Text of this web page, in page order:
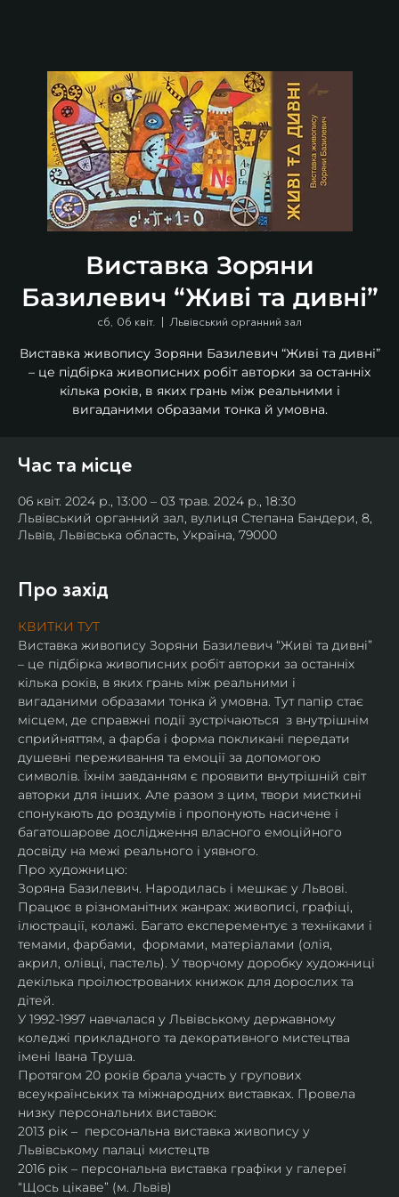
Виставка Зоряни
Базилевич “Живі та дивні”
сб, 06 квіт.
  |
Львівський органний зал
Виставка живопису Зоряни Базилевич “Живі та дивні”
– це підбірка живописних робіт авторки за останніх
кілька років, в яких грань між реальними і
вигаданими образами тонка й умовна.
Час та місце
06 квіт. 2024 р., 13:00 – 03 трав. 2024 р., 18:30
Львівський органний зал, вулиця Степана Бандери, 8,
Львів, Львівська область, Україна, 79000
Про захід
КВИТКИ ТУТ
Виставка живопису Зоряни Базилевич “Живі та дивні”
– це підбірка живописних робіт авторки за останніх
кілька років, в яких грань між реальними і
вигаданими образами тонка й умовна. Тут папір стає
місцем, де справжні події зустрічаються  з внутрішнім
сприйняттям, а фарба і форма покликані передати
душевні переживання та емоції за допомогою
символів. Їхнім завданням є проявити внутрішній світ
авторки для інших. Але разом з цим, твори мисткині
спонукають до роздумів і пропонують насичене і
багатошарове дослідження власного емоційного
досвіду на межі реального і уявного.
Про художницю:
Зоряна Базилевич. Народилась і мешкає у Львові.
Працює в різноманітних жанрах: живописі, графіці,
ілюстрації, колажі. Багато експерементує з техніками і
темами, фарбами,  формами, матеріалами (олія,
акрил, олівці, пастель). У творчому доробку художниці
декілька проілюстрованих книжок для дорослих та
дітей.
У 1992-1997 навчалася у Львівському державному
коледжі прикладного та декоративного мистецтва
імені Івана Труша.
Протягом 20 років брала участь у групових
всеукраїнських та міжнародних виставках. Провела
низку персональних виставок:
2013 рік –  персональна виставка живопису у
Львівському палаці мистецтв
2016 рік – персональна виставка графіки у галереї
“Щось цікаве” (м. Львів)